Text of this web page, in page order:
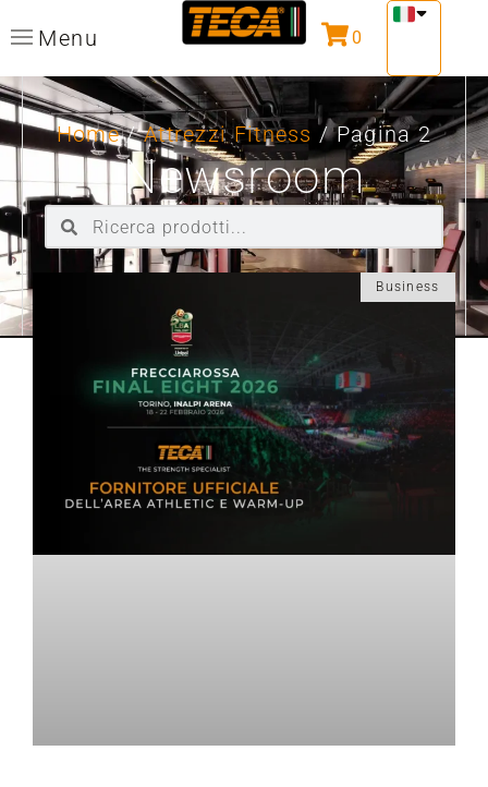
Menu 0
Home/Attrezzi Fitness / Pagina 2
Newsroom
Business